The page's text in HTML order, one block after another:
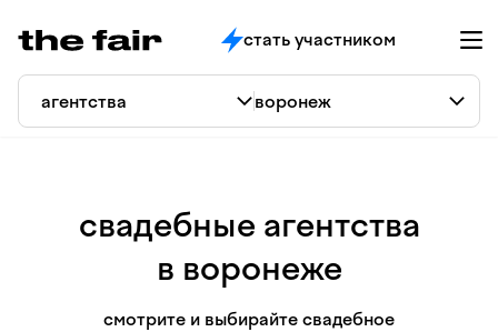
стать участником
свадебные агентства
в воронеже
смотрите и выбирайте свадебное